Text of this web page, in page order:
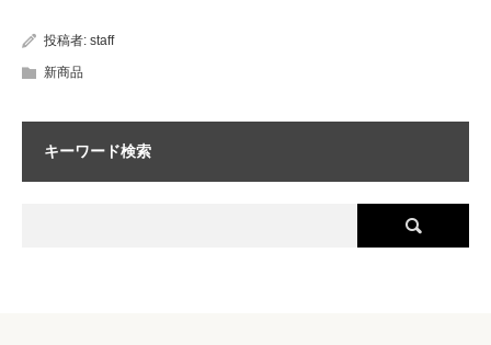
投稿者: staff
新商品
キーワード検索